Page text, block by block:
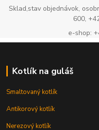
Sklad,stav objednávok,
600,
e-shop:
Kotlík na guláš
Smaltovaný kotlík
Antikorový kotlík
Nerezový kotlík